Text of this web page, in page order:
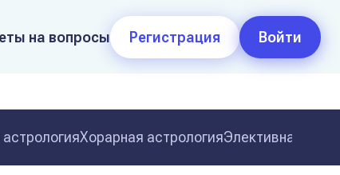
на вопросы Регистрация Войти
Хорарная астрологияЭлективная